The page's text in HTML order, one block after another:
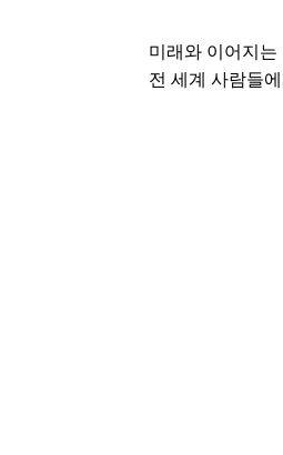
미래와 이어지는
전 세계 사람들